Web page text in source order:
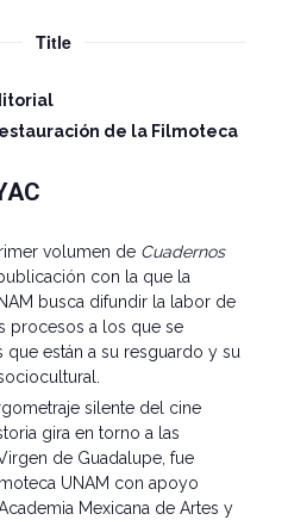
Title
de la Filmoteca
volumen de Cuadernos
con la que la
busca difundir la labor de
procesos a los que se
que están a su resguardo y su
silente del cine
gira en torno a las
de Guadalupe, fue
UNAM con apoyo
Mexicana de Artes y